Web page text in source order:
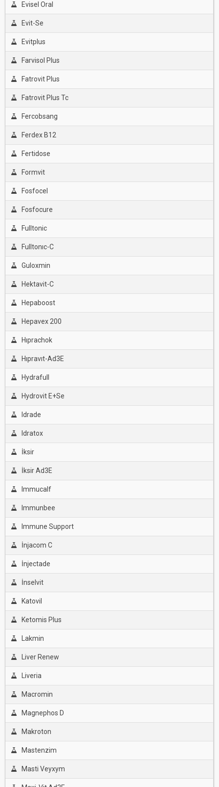
Evisel Oral
Evit-Se
Evitplus
Farvisol Plus
Fatrovit Plus
Fatrovit Plus Tc
Fercobsang
Ferdex B12
Fertidose
Formvit
Fosfocel
Fosfocure
Fulltonic
Fulltonıc-C
Guloxmin
Hektavit-C
Hepaboost
Hepavex 200
Hıprachok
Hıpravıt-Ad3E
Hydrafull
Hydrovit E+Se
Idrade
Idratox
İksir
İksir Ad3E
Immucalf
Immunbee
Immune Support
İnjacom C
İnjectade
İnselvit
Katovil
Ketomis Plus
Lakmin
Liver Renew
Liveria
Macromin
Magnephos D
Makroton
Mastenzim
Masti Veyxym